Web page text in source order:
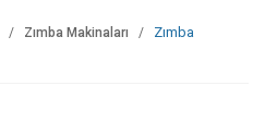
Zımba Makinaları
Zımba